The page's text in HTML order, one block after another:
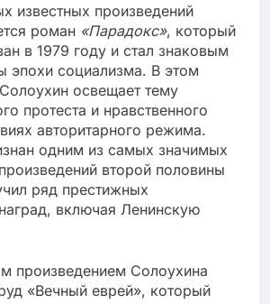
известных произведений
роман «Парадокс», который
в 1979 году и стал знаковым
эпохи социализма. В этом
освещает тему
протеста и нравственного
авторитарного режима.
одним из самых значимых
второй половины
ряд престижных
включая Ленинскую
произведением Солоухина
«Вечный еврей», который